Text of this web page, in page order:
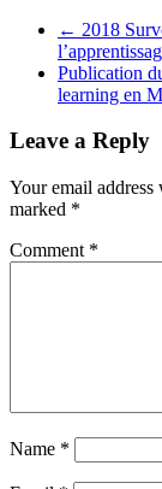
← 2018
Publication
learning en
Leave a Reply
Your email
marked *
Comment *
Name *